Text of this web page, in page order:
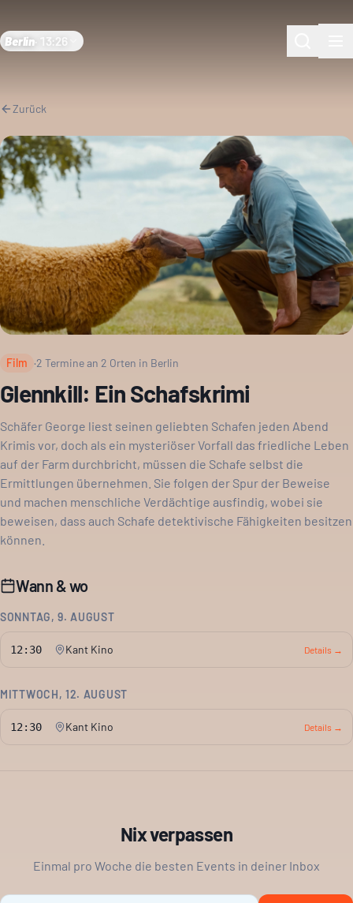
Berlin 13:26
Zurück
Film ·2 Termine an 2 Orten in Berlin
Glennkill: Ein Schafskrimi
Schäfer George liest seinen geliebten Schafen jeden Abend
Krimis vor, doch als ein mysteriöser Vorfall das friedliche Leben
auf der Farm durchbricht, müssen die Schafe selbst die
Ermittlungen übernehmen. Sie folgen der Spur der Beweise
und machen menschliche Verdächtige ausfindig, wobei sie
beweisen, dass auch Schafe detektivische Fähigkeiten besitzen
können.
Wann & wo
SONNTAG, 9. AUGUST
12:30 Kant Kino Details →
MITTWOCH, 12. AUGUST
12:30 Kant Kino Details →
Nix verpassen
Einmal pro Woche die besten Events in deiner Inbox